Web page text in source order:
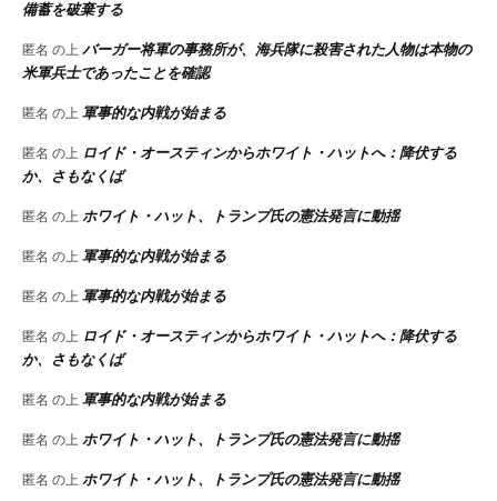
備蓄を破棄する
匿名 の上 バーガー将軍の事務所が、海兵隊に殺害された人物は本物の
米軍兵士であったことを確認
匿名 の上 軍事的な内戦が始まる
匿名 の上 ロイド・オースティンからホワイト・ハットへ：降伏する
か、さもなくば
匿名 の上 ホワイト・ハット、トランプ氏の憲法発言に動揺
匿名 の上 軍事的な内戦が始まる
匿名 の上 軍事的な内戦が始まる
匿名 の上 ロイド・オースティンからホワイト・ハットへ：降伏する
か、さもなくば
匿名 の上 軍事的な内戦が始まる
匿名 の上 ホワイト・ハット、トランプ氏の憲法発言に動揺
匿名 の上 ホワイト・ハット、トランプ氏の憲法発言に動揺